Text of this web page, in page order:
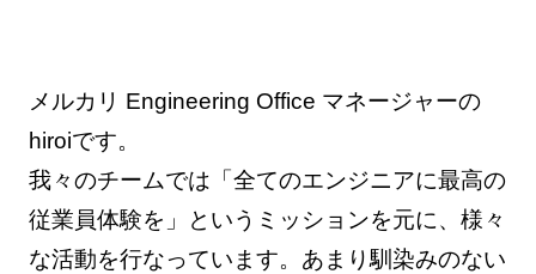
メルカリ Engineering Office マネージャーの
hiroiです。
我々のチームでは「全てのエンジニアに最高の
従業員体験を」というミッションを元に、様々
な活動を行なっています。あまり馴染みのない